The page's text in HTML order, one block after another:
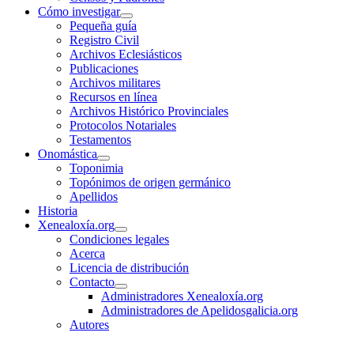
Cómo investigar
Pequeña guía
Registro Civil
Archivos Eclesiásticos
Publicaciones
Archivos militares
Recursos en línea
Archivos Histórico Provinciales
Protocolos Notariales
Testamentos
Onomástica
Toponimia
Topónimos de origen germánico
Apellidos
Historia
Xenealoxía.org
Condiciones legales
Acerca
Licencia de distribución
Contacto
Administradores Xenealoxía.org
Administradores de Apelidosgalicia.org
Autores